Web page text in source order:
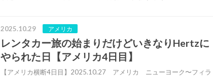
2025.10.29 アメリカ
レンタカー旅の始まりだけどいきなりHertzに
やられた日【アメリカ4日目】
【アメリカ横断4日目】2025.10.27 アメリカ ニューヨーク〜フィラ